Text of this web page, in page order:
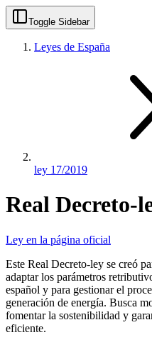
Toggle Sidebar
Leyes de España
ley 17/2019
Real Decreto-
Ley en la página oficial
Este Real Decreto-ley se creó
adaptar los parámetros
español y para gestionar el
generación de energía. Busca
fomentar la sostenibilidad y
eficiente.